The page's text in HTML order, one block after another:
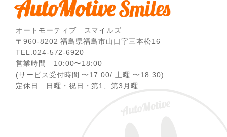
オートモーティブ スマイルズ
〒960-8202 福島県福島市山口字三本松16
TEL.024-572-6920
営業時間 10:00〜18:00
(サービス受付時間 〜17:00/ 土曜 〜18:30)
定休日 日曜・祝日・第1、第3月曜